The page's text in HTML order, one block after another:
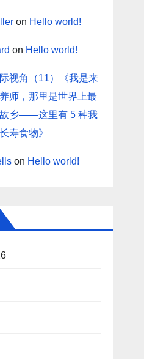
on Hello world!
on Hello world!
视角（11）《我是来
师，那里是世界上最
乡——这里有 5 种我
寿食物》
on Hello world!